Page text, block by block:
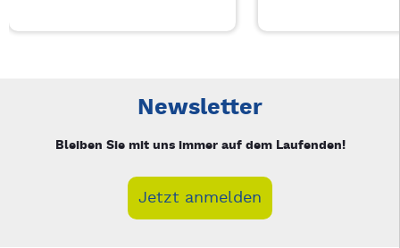
Newsletter
Bleiben Sie mit uns immer auf dem Laufenden!
Jetzt anmelden